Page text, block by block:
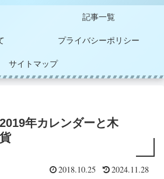
記事一覧
プライバシーポリシー
サイトマップ
年カレンダーと木
2018.10.25 2024.11.28